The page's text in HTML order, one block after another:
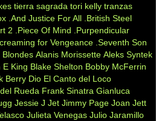
tierra sagrada tori kelly tranzas
.And Justice For All .British Steel
2
.Piece Of Mind
.Purpendicular
for Vengeance .Seventh Son
Blondes Alanis Morissette Aleks Syntek
E King Blake Shelton Bobby McFerrin
Berry Dio El Canto del Loco
Rueda Frank Sinatra Gianluca
Jessie J Jet Jimmy Page Joan Jett
Julieta Venegas Julio Jaramillo